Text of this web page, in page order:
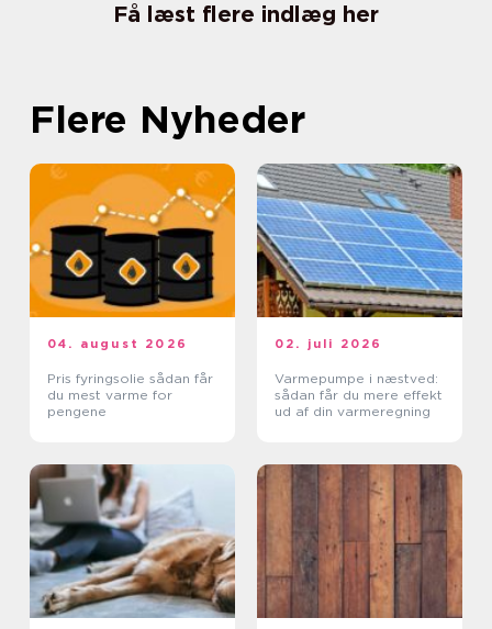
Få læst flere indlæg her
Flere Nyheder
04. august 2026
Pris fyringsolie sådan får
du mest varme for
pengene
02. juli 2026
Varmepumpe i næstved:
sådan får du mere effekt
ud af din varmeregning